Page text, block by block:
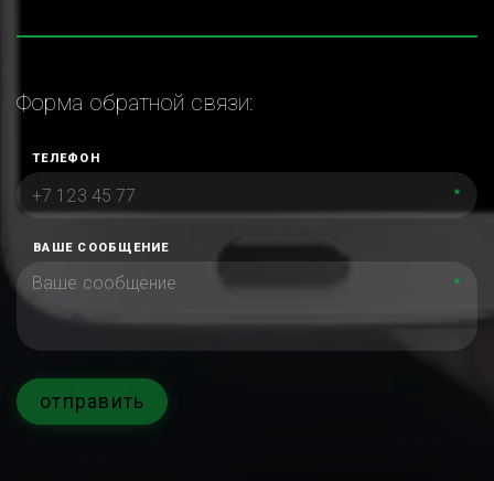
Форма обратной связи:
ТЕЛЕФОН
*
ВАШЕ СООБЩЕНИЕ
*
отправить